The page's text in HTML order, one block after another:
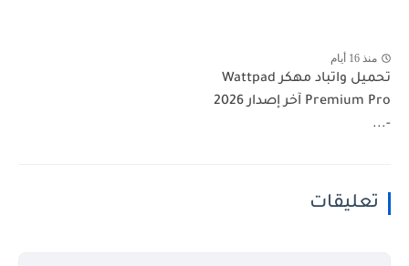
منذ 16 أيام
تحميل واتباد مهكر Wattpad
Premium Pro آخر إصدار 2026
-...
تعليقات